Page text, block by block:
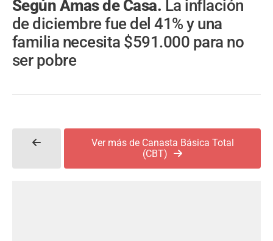
Según Amas de Casa. La inflación
de diciembre fue del 41% y una
familia necesita $591.000 para no
ser pobre
Ver más de Canasta Básica Total
(CBT)